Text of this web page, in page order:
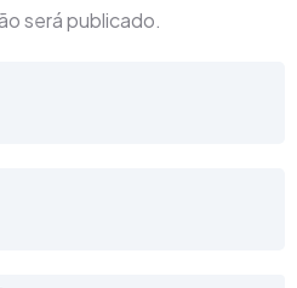
será publicado.